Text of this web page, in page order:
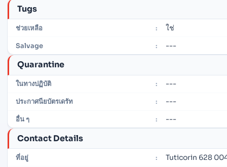
Tugs
ช่วยเหลือ : ใช่
Salvage : ---
Quarantine
ในทางปฏิบัติ : ---
ประกาศนียบัตรเดรัท : ---
อื่น ๆ : ---
Contact Details
ที่อยู่ : Tuticorin 628